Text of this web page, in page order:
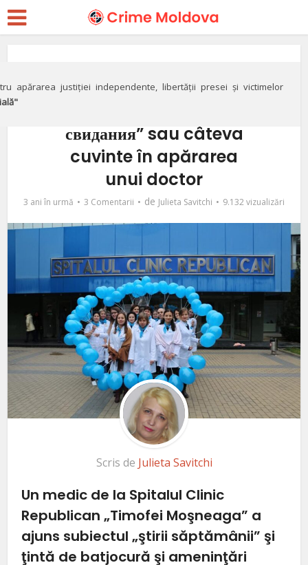
apărarea justiției independente, libertății presei și victimelor
Suprasaturaţia de
свидания” sau câteva
cuvinte în apărarea
unui doctor
3 ani în urmă 3 Comentarii de Julieta Savitchi 9.132 vizualizări
Scris de Julieta Savitchi
Un medic de la Spitalul Clinic
Republican „Timofei Moşneaga” a
ajuns subiectul „ştirii săptămânii” şi
ţintă de batjocură şi ameninţări